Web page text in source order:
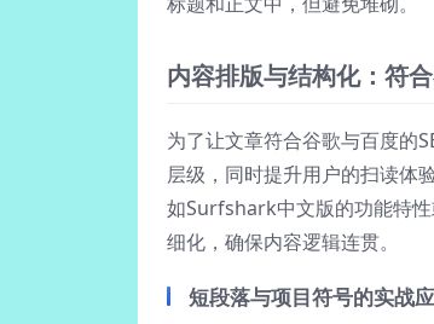
内容排版与结构化：符
为了让文章符合谷歌与百度的
层级，同时提升用户的扫读体
如Surfshark中文版的功能特
细化，确保内容逻辑连贯。
短段落与项目符号的实战